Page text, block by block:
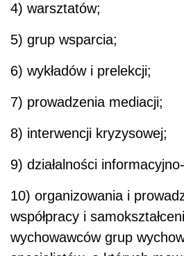
4) warsztatów;
5) grup wsparcia;
6) wykładów i prelekcji;
7) prowadzenia mediacji;
8) interwencji kryzysowej;
9) działalności
10) organizowania i
współpracy i
wychowawców grup